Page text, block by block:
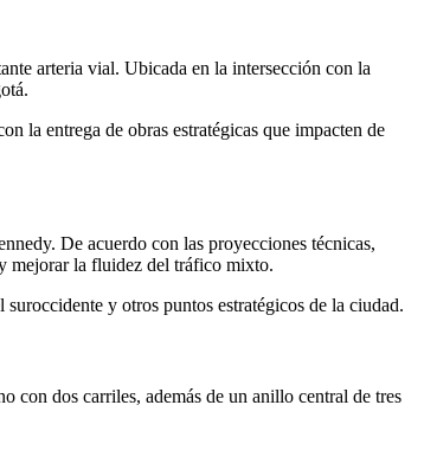
arteria vial. Ubicada en la intersección con la
la entrega de obras estratégicas que impacten de
De acuerdo con las proyecciones técnicas,
mejorar la fluidez del tráfico mixto.
y otros puntos estratégicos de la ciudad.
con dos carriles, además de un anillo central de tres